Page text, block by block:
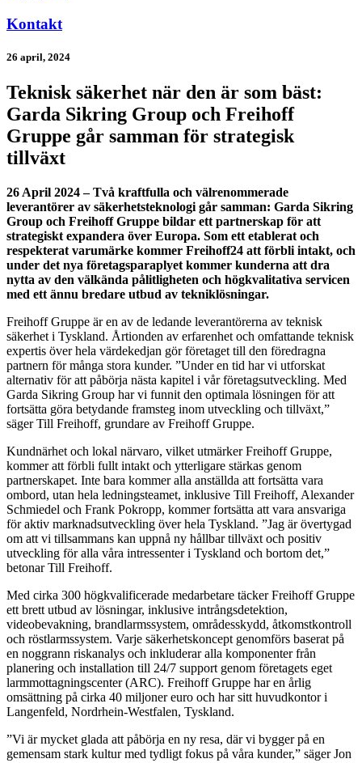
Kontakt
26 april, 2024
Teknisk säkerhet när den är som bäst:
Garda Sikring Group och Freihoff
Gruppe går samman för strategisk
tillväxt
26 April 2024 – Två kraftfulla och välrenommerade
leverantörer av säkerhetsteknologi går samman: Garda Sikring
Group och Freihoff Gruppe bildar ett partnerskap för att
strategiskt expandera över Europa. Som ett etablerat och
respekterat varumärke kommer Freihoff24 att förbli intakt, och
under det nya företagsparaplyet kommer kunderna att dra
nytta av den välkända pålitligheten och högkvalitativa servicen
med ett ännu bredare utbud av tekniklösningar.
Freihoff Gruppe är en av de ledande leverantörerna av teknisk
säkerhet i Tyskland. Årtionden av erfarenhet och omfattande teknisk
expertis över hela värdekedjan gör företaget till den föredragna
partnern för många stora kunder. ”Under en tid har vi utforskat
alternativ för att påbörja nästa kapitel i vår företagsutveckling. Med
Garda Sikring Group har vi funnit den optimala lösningen för att
fortsätta göra betydande framsteg inom utveckling och tillväxt,”
säger Till Freihoff, grundare av Freihoff Gruppe.
Kundnärhet och lokal närvaro, vilket utmärker Freihoff Gruppe,
kommer att förbli fullt intakt och ytterligare stärkas genom
partnerskapet. Inte bara kommer alla anställda att fortsätta vara
ombord, utan hela ledningsteamet, inklusive Till Freihoff, Alexander
Schmiedel och Frank Pokropp, kommer fortsätta att vara ansvariga
för aktiv marknadsutveckling över hela Tyskland. ”Jag är övertygad
om att vi tillsammans kan uppnå ny hållbar tillväxt och positiv
utveckling för alla våra intressenter i Tyskland och bortom det,”
betonar Till Freihoff.
Med cirka 300 högkvalificerade medarbetare täcker Freihoff Gruppe
ett brett utbud av lösningar, inklusive intrångsdetektion,
videobevakning, brandlarmssystem, områdesskydd, åtkomstkontroll
och röstlarmssystem. Varje säkerhetskoncept genomförs baserat på
en noggrann riskanalys och inkluderar alla komponenter från
planering och installation till 24/7 support genom företagets eget
larmmottagningscenter (ARC). Freihoff Gruppe har en årlig
omsättning på cirka 40 miljoner euro och har sitt huvudkontor i
Langenfeld, Nordrhein-Westfalen, Tyskland.
”Vi är mycket glada att påbörja en ny resa, där vi bygger på en
gemensam stark kultur med tydligt fokus på våra kunder,” säger Jon